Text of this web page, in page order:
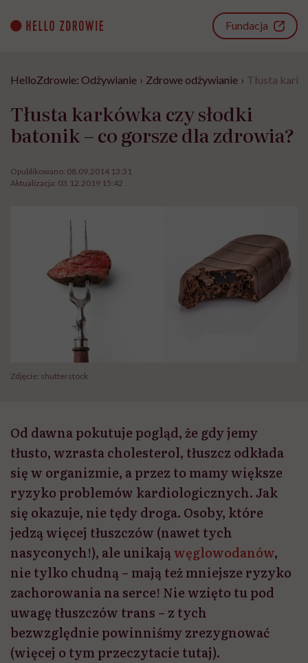
content
Fundacja
HelloZdrowie: Odżywianie › Zdrowe odżywianie › Tłusta
Tłusta karkówka czy słodki
batonik – co gorsze dla zdrowia?
Opublikowano: 08.09.2014 13:31
Aktualizacja: 03.12.2019 15:42
Zdjęcie: shutterstock
Od dawna pokutuje pogląd, że gdy jemy
tłusto, wzrasta cholesterol, tłuszcz odkłada
się w organizmie, a przez to mamy większe
ryzyko problemów kardiologicznych. Jak
się okazuje, nie tędy droga. Osoby, które
jedzą więcej tłuszczów (nawet tych
nasyconych!), ale unikająwęglowodanów,
nie tylko chudną – mają też mniejsze ryzyko
zachorowania na serce! Nie wzięto tu pod
uwagę tłuszczów trans – z tych
bezwzględnie powinniśmy zrezygnować
(więcej o tym przeczytacie tutaj).